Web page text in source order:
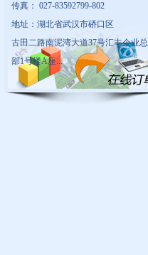
传真： 027-83592799-802
地址：湖北省武汉市硚口区
古田二路南泥湾大道37号汇丰企业总
部1号楼A座...